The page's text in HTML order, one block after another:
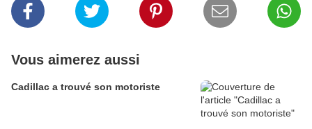
Vous aimerez aussi
Cadillac a trouvé son motoriste